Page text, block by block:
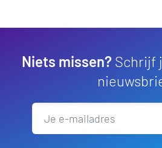
Niets missen? Schrijf